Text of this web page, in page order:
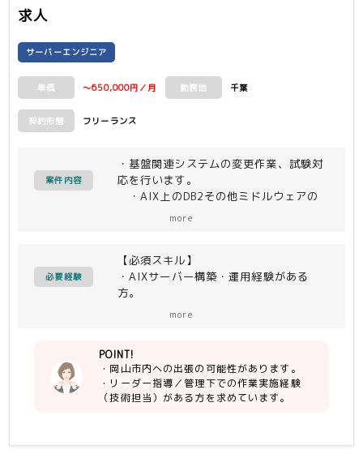
求人
サーバーエンジニア
単価 ～650,000円／月 勤務地 千葉
契約形態 フリーランス
案件内容
・基盤関連システムの変更作業、試験対
応を行います。
・AIX上のDB2その他ミドルウェアの
・その他上記問題対応を行います。
more
必要経験
【必須スキル】
・AIXサーバー構築・運用経験がある
方。
more
POINT!
・岡山市内への出張の可能性があります。
・リーダー指導／管理下での作業実施経験
（技術担当）がある方を求めています。